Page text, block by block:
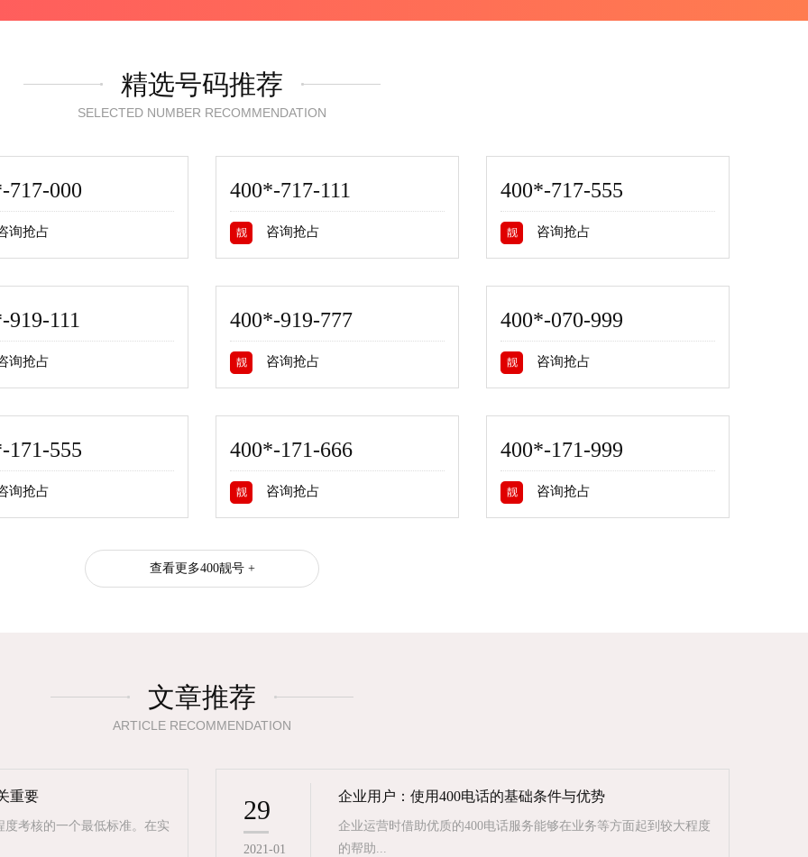
精选号码推荐
SELECTED NUMBER RECOMMENDATION
717-000
询抢占
400*-717-111
靓 咨询抢占
400*-717-555
靓 咨询抢占
919-111
询抢占
400*-919-777
靓 咨询抢占
400*-070-999
靓 咨询抢占
171-555
询抢占
400*-171-666
靓 咨询抢占
400*-171-999
靓 咨询抢占
查看更多400靓号 +
文章推荐
ARTICLE RECOMMENDATION
重要
考核的一个最低标准。在实
29
2021-01
企业用户：使用400电话的基础条件与优势
企业运营时借助优质的400电话服务能够在业务等方面起到较大程度
的帮助...